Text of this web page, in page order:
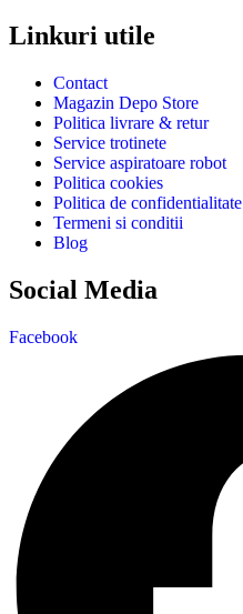
Linkuri utile
Contact
Magazin Depo Store
Politica livrare & retur
Service trotinete
Service aspiratoare robot
Politica cookies
Politica de confidentialitate
Termeni si conditii
Blog
Social Media
Facebook